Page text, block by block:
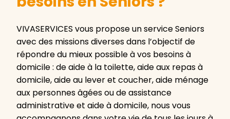
VIVASERVICES vous propose un service Seniors
avec des missions diverses dans l’objectif de
répondre du mieux possible à vos besoins à
domicile : de aide à la toilette, aide aux repas à
domicile, aide au lever et coucher, aide ménage
aux personnes âgées ou de assistance
administrative et aide à domicile, nous vous